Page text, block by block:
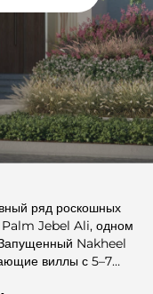
ряд роскошных
Palm Jebel Ali, одном
Nakheel
виллы с 5–7
к частным